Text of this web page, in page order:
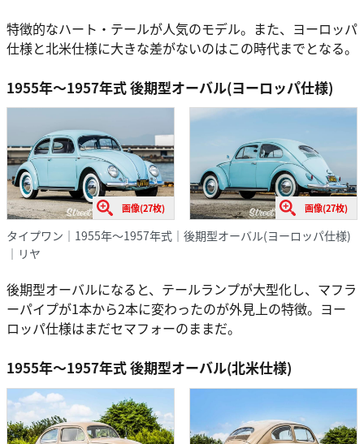
特徴的なハート・テールが人気のモデル。また、ヨーロッパ
仕様と北米仕様に大きな差がないのはこの時代までとなる。
1955年～1957年式 後期型オーバル(ヨーロッパ仕様)
画像(27枚) 画像(27枚)
タイプワン｜1955年～1957年式｜後期型オーバル(ヨーロッパ仕様)
｜リヤ
後期型オーバルになると、テールランプが大型化し、マフラ
ーパイプが1本から2本に変わったのが外見上の特徴。ヨー
ロッパ仕様はまだセマフォーのままだ。
1955年～1957年式 後期型オーバル(北米仕様)